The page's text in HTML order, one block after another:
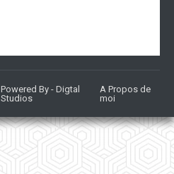
Powered By - Digtal
Studios
A Propos de
moi